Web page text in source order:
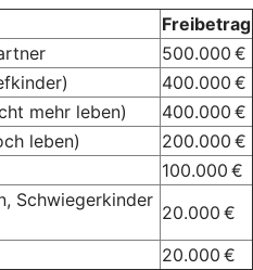
Freibetrag
500.000 €
400.000 €
mehr leben)
400.000 €
leben)
200.000 €
100.000 €
Schwiegerkinder
20.000 €
20.000 €